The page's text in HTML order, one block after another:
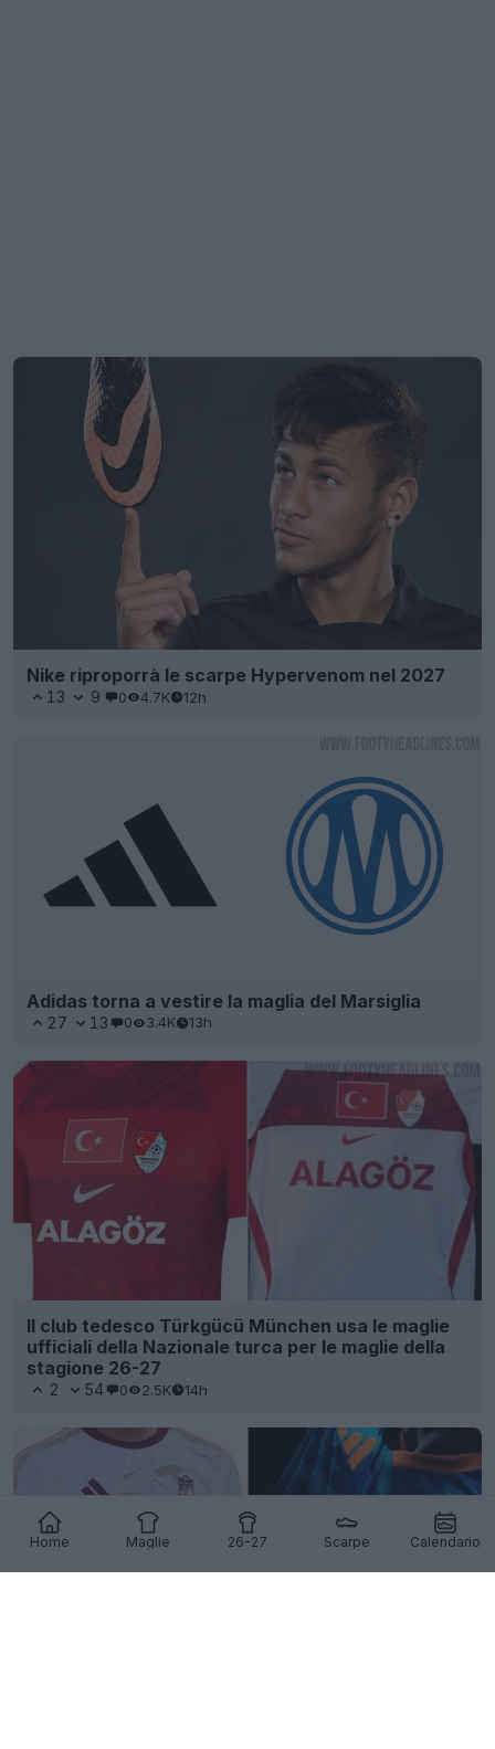
Home Maglie 26-27 Scarpe Calendario
Nike riproporrà le scarpe Hypervenom nel 2027
13 9 0 4.7K 12h
Adidas torna a vestire la maglia del Marsiglia
27 13 0 3.4K 13h
Il club tedesco Türkgücü München usa le maglie
ufficiali della Nazionale turca per le maglie della
stagione 26-27
2 54 0 2.5K 14h